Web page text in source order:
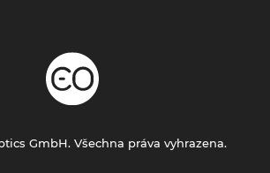
GmbH. Všechna práva vyhrazena.